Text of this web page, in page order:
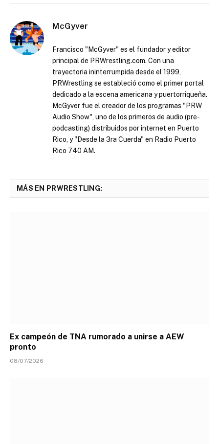
McGyver
Francisco "McGyver" es el fundador y editor
principal de PRWrestling.com. Con una
trayectoria ininterrumpida desde el 1999,
PRWrestling se estableció como el primer portal
dedicado a la escena americana y puertorriqueña.
McGyver fue el creador de los programas "PRW
Audio Show", uno de los primeros de audio (pre-
podcasting) distribuidos por internet en Puerto
Rico, y "Desde la 3ra Cuerda" en Radio Puerto
Rico 740 AM.
MÁS EN PRWRESTLING:
Ex campeón de TNA rumorado a unirse a AEW
pronto
08/07/2026